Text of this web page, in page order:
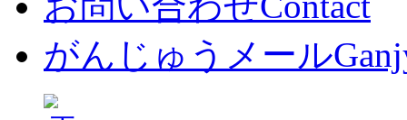
がんじゅうメール